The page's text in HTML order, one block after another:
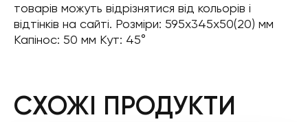
товарів можуть відрізнятися від кольорів і
відтінків на сайті. Розміри: 595x345x50(20) мм
Капінос: 50 мм Кут: 45°
СХОЖІ ПРОДУКТИ